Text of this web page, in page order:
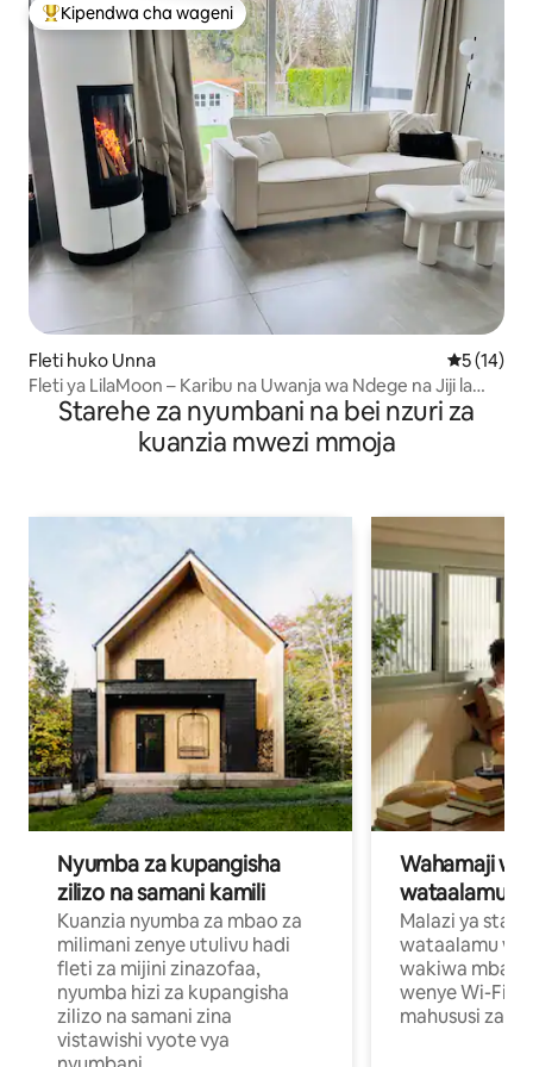
Kipendwa maarufu cha wageni
Kipendwa cha wageni
Fleti huko Unna Ukadiriaji
5 (14)
Fleti ya LilaMoon – Karibu na Uwanja wa Ndege na Jiji la
UnnaStarehe za nyumbani na bei nzuri za
kuanzia mwezi mmoja
Nyumba za kupangisha
zilizo na samani kamili
Kuanzia nyumba za mbao za
milimani zenye utulivu hadi
fleti za mijini zinazofaa,
nyumba hizi za kupangisha
zilizo na samani zina
vistawishi vyote vya
Wahamaji
wataalamu
Malazi ya
wataalamu
wakiwa mbali
wenye Wi-Fi
mahususi za